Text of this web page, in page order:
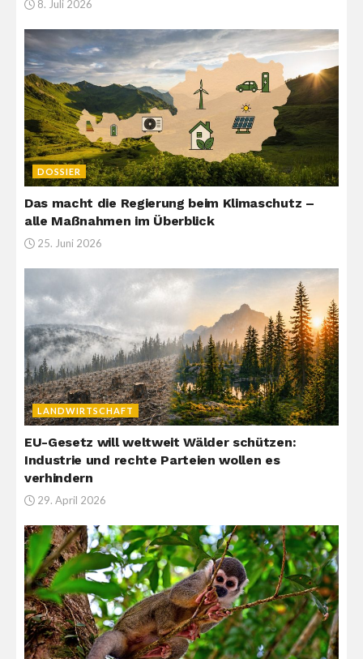
8. Juli 2026
DOSSIER
Das macht die Regierung beim Klimaschutz –
alle Maßnahmen im Überblick
25. Juni 2026
LANDWIRTSCHAFT
EU-Gesetz will weltweit Wälder schützen:
Industrie und rechte Parteien wollen es
verhindern
29. April 2026